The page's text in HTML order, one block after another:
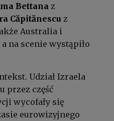
Bettana z
Căpitănescu z
Australia i
na scenie wystąpiło
Udział Izraela
przez część
wycofały się
eurowizyjnego